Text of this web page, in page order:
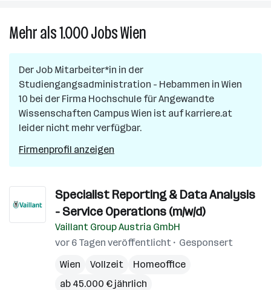
Mehr als 1.000JobsWien
in
Wien
Der Job Mitarbeiter*in in der
Studiengangsadministration - Hebammen in Wien
10 bei der Firma Hochschule für Angewandte
Wissenschaften Campus Wien ist auf karriere.at
leider nicht mehr verfügbar.
Firmenprofil anzeigen
Specialist Reporting & Data Analysis
- Service Operations (m/w/d)
Vaillant Group Austria GmbH
vor 6 Tagen veröffentlicht
Gesponsert
Wien
Vollzeit
Homeoffice
ab 45.000 € jährlich